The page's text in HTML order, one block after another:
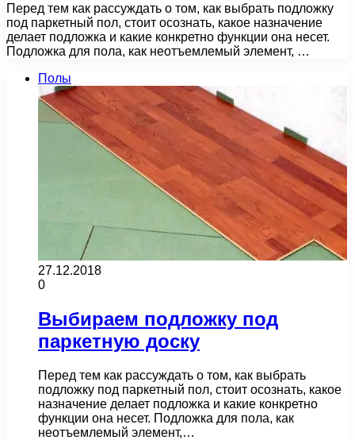
Перед тем как рассуждать о том, как выбрать подложку
под паркетный пол, стоит осознать, какое назначение
делает подложка и какие конкретно функции она несет.
Подложка для пола, как неотъемлемый элемент, …
Полы
27.12.2018
0
Выбираем подложку под
паркетную доску
Перед тем как рассуждать о том, как выбрать
подложку под паркетный пол, стоит осознать, какое
назначение делает подложка и какие конкретно
функции она несет. Подложка для пола, как
неотъемлемый элемент,…